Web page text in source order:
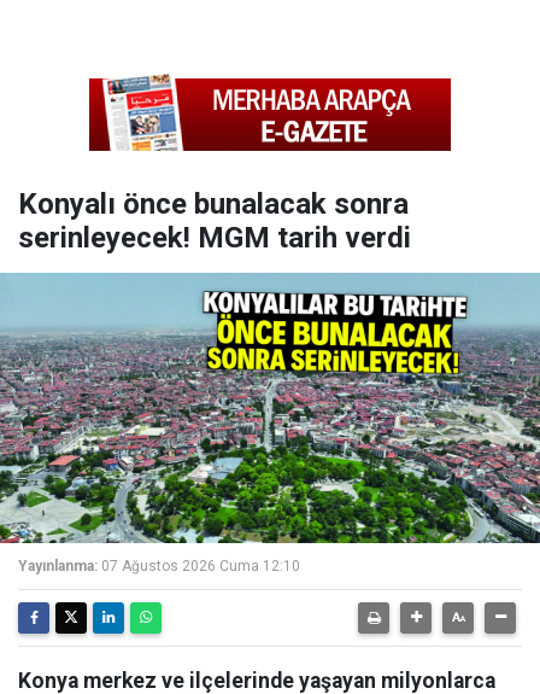
Konyalı önce bunalacak sonra
serinleyecek! MGM tarih verdi
Yayınlanma: 07 Ağustos 2026 Cuma 12:10
Konya merkez ve ilçelerinde yaşayan milyonlarca